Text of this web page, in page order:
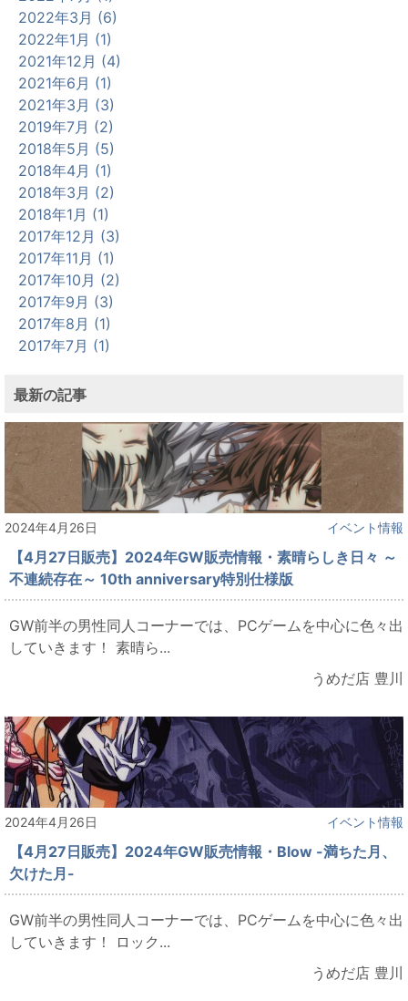
2022年3月 (6)
2022年1月 (1)
2021年12月 (4)
2021年6月 (1)
2021年3月 (3)
2019年7月 (2)
2018年5月 (5)
2018年4月 (1)
2018年3月 (2)
2018年1月 (1)
2017年12月 (3)
2017年11月 (1)
2017年10月 (2)
2017年9月 (3)
2017年8月 (1)
2017年7月 (1)
最新の記事
2024年4月26日 イベント情報
【4月27日販売】2024年GW販売情報・素晴らしき日々 ～
不連続存在～ 10th anniversary特別仕様版
GW前半の男性同人コーナーでは、PCゲームを中心に色々出
していきます！ 素晴ら...
うめだ店 豊川
2024年4月26日 イベント情報
【4月27日販売】2024年GW販売情報・Blow -満ちた月、
欠けた月-
GW前半の男性同人コーナーでは、PCゲームを中心に色々出
していきます！ ロック...
うめだ店 豊川